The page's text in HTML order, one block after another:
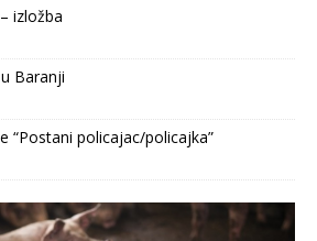
izložba
Baranji
“Postani policajac/policajka”